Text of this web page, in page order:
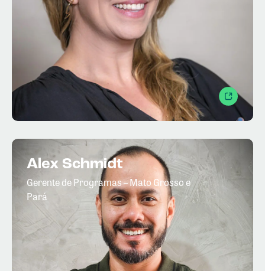
Alex Schmidt
Gerente de Programas – Mato Grosso e
Pará